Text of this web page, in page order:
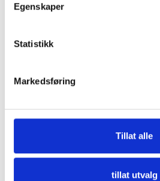
Egenskaper
Statistikk
Markedsføring
Tillat alle
tillat utvalg
2 Spors Reimskivesett 4JH og 4JH2.
motorer med 6 boltehull i original